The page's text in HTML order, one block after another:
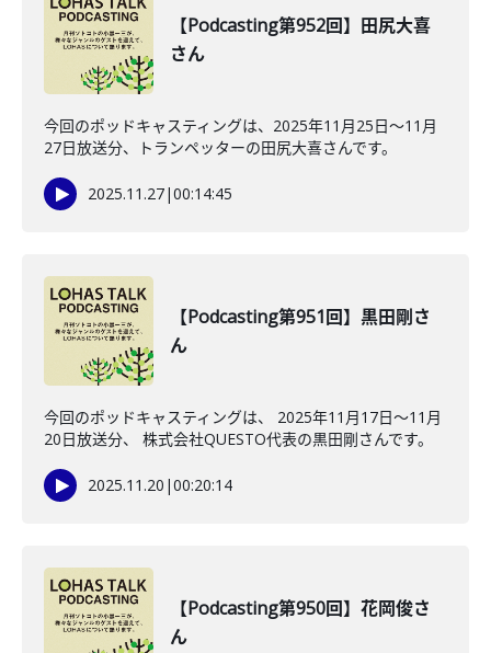
【Podcasting第952回】田尻大喜
さん
今回のポッドキャスティングは、2025年11月25日〜11月
27日放送分、トランペッターの田尻大喜さんです。
2025.11.27|00:14:45
【Podcasting第951回】黒田剛さ
ん
今回のポッドキャスティングは、 2025年11月17日〜11月
20日放送分、 株式会社QUESTO代表の黒田剛さんです。
2025.11.20 |00:20:14
【Podcasting第950回】花岡俊さ
ん